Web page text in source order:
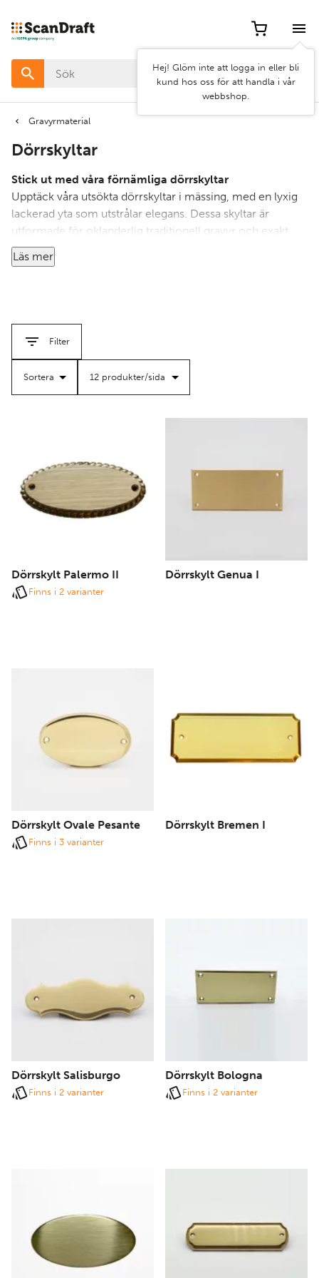
Hej! Glöm inte att logga in eller bli
kund hos oss för att handla i vår
webbshop.
Gravyrmaterial
Dörrskyltar
Stick ut med våra förnämliga dörrskyltar
Upptäck våra utsökta dörrskyltar i mässing, med en lyxig
lackerad yta som utstrålar elegans. Dessa skyltar är
utformade för oklanderlig traditionell gravyr och exakt
diamantgravering med en roterande skärare, och
förkroppsligar tidlöst hantverk.
Stick ut med våra framstående dörrskyltar i mässing – en
skönhet.
Läs mer
Filter
Filter
Artikel
Bredd
Rensa
Använd
Dörrskylt Palermo II
Finns i 2 varianter
Dörrskylt Genua I
Dörrskylt Ovale Pesante
Finns i 3 varianter
Dörrskylt Bremen I
Dörrskylt Salisburgo
Finns i 2 varianter
Dörrskylt Bologna
Finns i 2 varianter